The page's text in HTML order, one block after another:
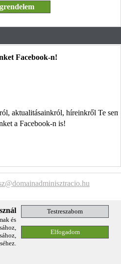
Facebook-n!
aktualitásainkról, híreinkről Te
a Facebook-n is!
és